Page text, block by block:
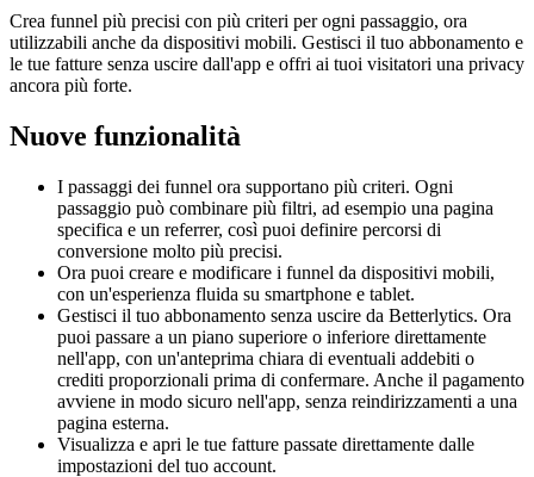
Crea funnel più precisi con più criteri per ogni passaggio, ora
utilizzabili anche da dispositivi mobili. Gestisci il tuo abbonamento e
le tue fatture senza uscire dall'app e offri ai tuoi visitatori una privacy
ancora più forte.
Nuove funzionalità
I passaggi dei funnel ora supportano più criteri. Ogni
passaggio può combinare più filtri, ad esempio una pagina
specifica e un referrer, così puoi definire percorsi di
conversione molto più precisi.
Ora puoi creare e modificare i funnel da dispositivi mobili,
con un'esperienza fluida su smartphone e tablet.
Gestisci il tuo abbonamento senza uscire da Betterlytics. Ora
puoi passare a un piano superiore o inferiore direttamente
nell'app, con un'anteprima chiara di eventuali addebiti o
crediti proporzionali prima di confermare. Anche il pagamento
avviene in modo sicuro nell'app, senza reindirizzamenti a una
pagina esterna.
Visualizza e apri le tue fatture passate direttamente dalle
impostazioni del tuo account.